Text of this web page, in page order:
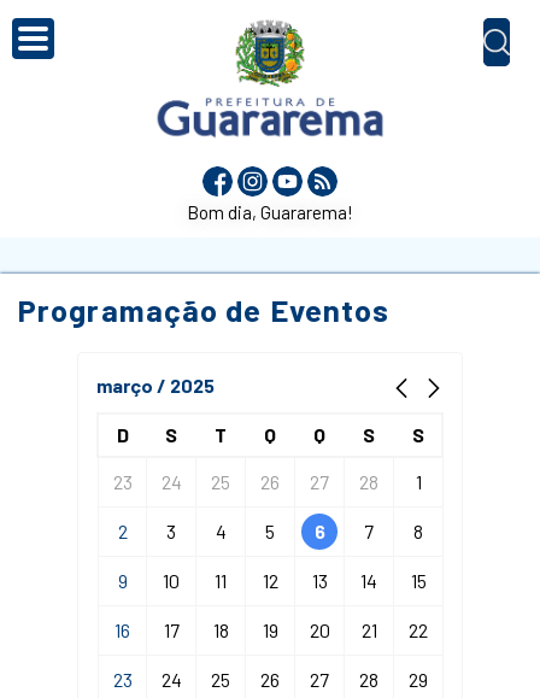
Bom dia, Guararema!
Programação de Eventos
março / 2025
D S T Q Q S S
23 24 25 26 27 28 1
2 3 4 5 6 7 8
9 10 11 12 13 14 15
16 17 18 19 20 21 22
23 24 25 26 27 28 29